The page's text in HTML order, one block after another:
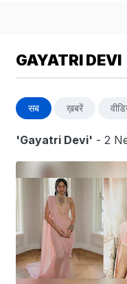
GAYATRI DEVI
सब ख़बरें
'Gayatri Devi' - 2